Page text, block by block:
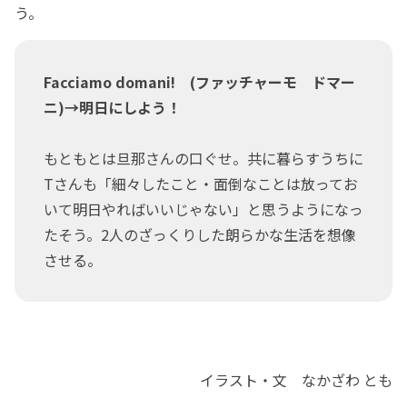
う。
Facciamo domani! (ファッチャーモ ドマー
ニ)→明日にしよう！
もともとは旦那さんの口ぐせ。共に暮らすうちに
Tさんも「細々したこと・面倒なことは放ってお
いて明日やればいいじゃない」と思うようになっ
たそう。2人のざっくりした朗らかな生活を想像
させる。
イラスト・文 なかざわ とも